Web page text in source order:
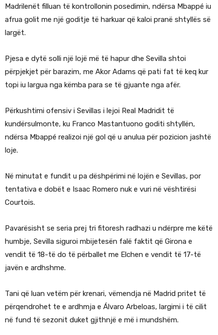
Madrilenët filluan të kontrollonin posedimin, ndërsa Mbappé iu
afrua golit me një goditje të harkuar që kaloi pranë shtyllës së
largët.
Pjesa e dytë solli një lojë më të hapur dhe Sevilla shtoi
përpjekjet për barazim, me Akor Adams që pati fat të keq kur
topi iu largua nga këmba para se të gjuante nga afër.
Përkushtimi ofensiv i Sevillas i lejoi Real Madridit të
kundërsulmonte, ku Franco Mastantuono goditi shtyllën,
ndërsa Mbappé realizoi një gol që u anulua për pozicion jashtë
loje.
Në minutat e fundit u pa dëshpërimi në lojën e Sevillas, por
tentativa e dobët e Isaac Romero nuk e vuri në vështirësi
Courtois.
Pavarësisht se seria prej tri fitoresh radhazi u ndërpre me këtë
humbje, Sevilla siguroi mbijetesën falë faktit që Girona e
vendit të 18-të do të përballet me Elchen e vendit të 17-të
javën e ardhshme.
Tani që luan vetëm për krenari, vëmendja në Madrid pritet të
përqendrohet te e ardhmja e Álvaro Arbeloas, largimi i të cilit
në fund të sezonit duket gjithnjë e më i mundshëm.